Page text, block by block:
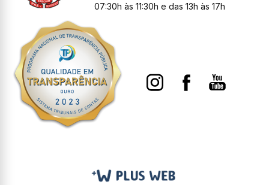
07:30h às 11:30h e das 13h às 17h